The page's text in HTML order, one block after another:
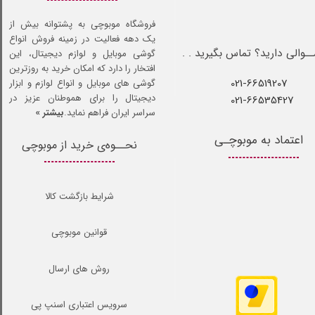
021-66519207​​​​​​​
021-66535427
دارید؟ تماس بگیرید . .
نحــوه‌ی خرید از موبوچی
شرایط بازگشت کالا
قوانین موبوچی
روش های ارسال
سرویس اعتباری اسنپ پی
اعتماد به موبوچـی
فروشگاه موبوچی به پشتوانه بیش از
یک دهه فعالیت در زمینه فروش انواع
گوشی موبایل و لوازم دیجیتال، این
افتخار را دارد که امکان خرید به روزترین
گوشی های موبایل و انواع لوازم و ابزار
دیجیتال را برای هموطنان عزیز در
سراسر ایران فراهم نماید.بیشتر »